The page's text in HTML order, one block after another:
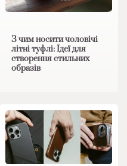
З чим носити чоловічі
літні туфлі: Ідеї для
створення стильних
образів